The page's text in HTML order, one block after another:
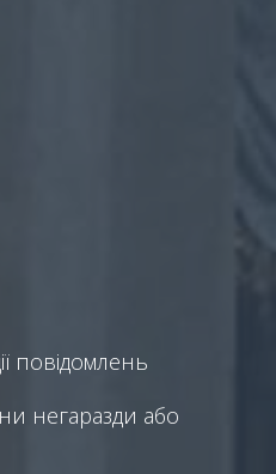
повідомлень
негаразди або